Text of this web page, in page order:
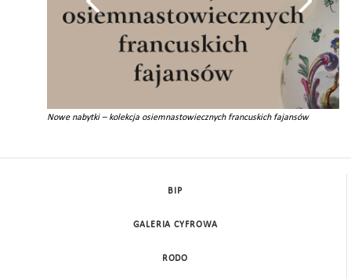
Nowe nabytki – kolekcja osiemnastowiecznych francuskich fajansów
BIP
GALERIA CYFROWA
RODO